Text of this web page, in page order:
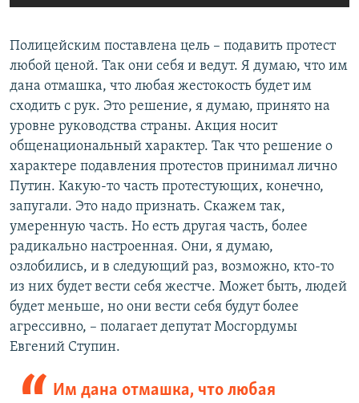
Полицейским поставлена цель – подавить протест
любой ценой. Так они себя и ведут. Я думаю, что им
дана отмашка, что любая жестокость будет им
сходить с рук. Это решение, я думаю, принято на
уровне руководства страны. Акция носит
общенациональный характер. Так что решение о
характере подавления протестов принимал лично
Путин. Какую-то часть протестующих, конечно,
запугали. Это надо признать. Скажем так,
умеренную часть. Но есть другая часть, более
радикально настроенная. Они, я думаю,
озлобились, и в следующий раз, возможно, кто-то
из них будет вести себя жестче. Может быть, людей
будет меньше, но они вести себя будут более
агрессивно, – полагает депутат Мосгордумы
Евгений Ступин.
Им дана отмашка, что любая